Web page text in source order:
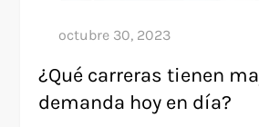
¿Qué carreras tienen
demanda hoy en día?